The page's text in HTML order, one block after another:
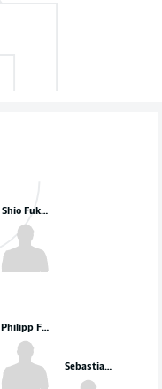
Sebastian Jung
Philipp Förster
Shio Fukuda